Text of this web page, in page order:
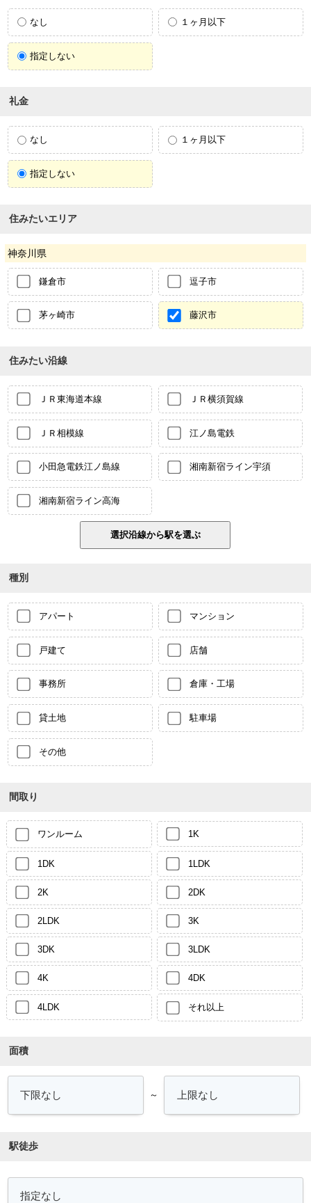
なし １ヶ月以下
指定しない
礼金
なし １ヶ月以下
指定しない
住みたいエリア
神奈川県
鎌倉市 逗子市
茅ヶ崎市 藤沢市
住みたい沿線
ＪＲ東海道本線 ＪＲ横須賀線
ＪＲ相模線 江ノ島電鉄
小田急電鉄江ノ島線 湘南新宿ライン宇須
湘南新宿ライン高海
種別
アパート マンション
戸建て 店舗
事務所 倉庫・工場
貸土地 駐車場
その他
間取り
ワンルーム 1K
1DK 1LDK
2K 2DK
2LDK 3K
3DK 3LDK
4K 4DK
4LDK それ以上
面積
～
駅徒歩